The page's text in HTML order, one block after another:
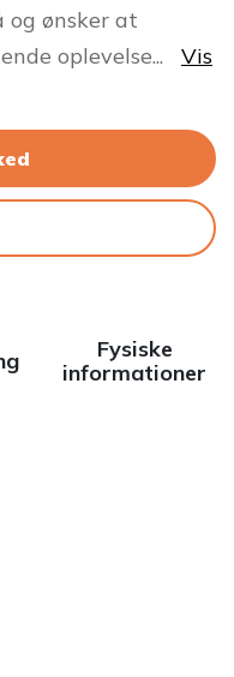
ønsker at
oplevelse...
Vis
Fysiske
informationer